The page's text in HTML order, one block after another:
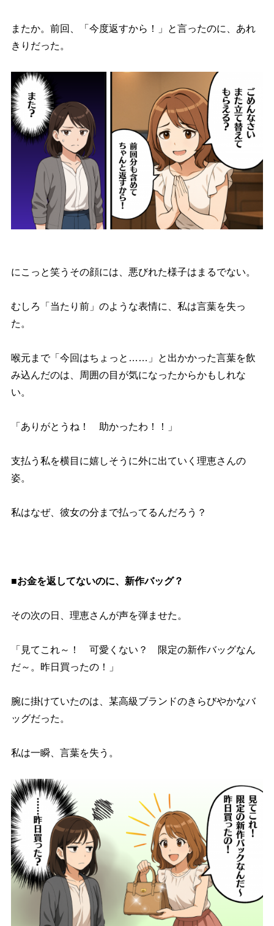
またか。前回、「今度返すから！」と言ったのに、あれ
きりだった。
にこっと笑うその顔には、悪びれた様子はまるでない。
むしろ「当たり前」のような表情に、私は言葉を失っ
た。
喉元まで「今回はちょっと……」と出かかった言葉を飲
み込んだのは、周囲の目が気になったからかもしれな
い。
「ありがとうね！ 助かったわ！！」
支払う私を横目に嬉しそうに外に出ていく理恵さんの
姿。
私はなぜ、彼女の分まで払ってるんだろう？
■お金を返してないのに、新作バッグ？
その次の日、理恵さんが声を弾ませた。
「見てこれ～！ 可愛くない？ 限定の新作バッグなん
だ～。昨日買ったの！」
腕に掛けていたのは、某高級ブランドのきらびやかなバ
ッグだった。
私は一瞬、言葉を失う。